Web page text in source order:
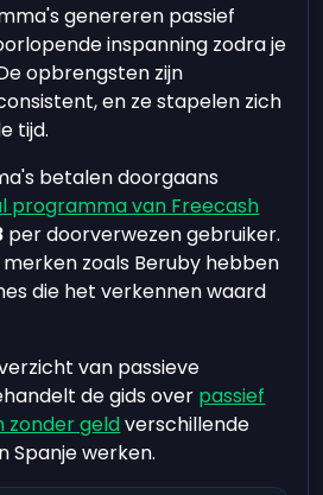
genereren passief
inspanning zodra je
opbrengsten zijn
en ze stapelen zich
tijd.
betalen doorgaans
programma van Freecash
per doorverwezen gebruiker.
zoals Beruby hebben
die het verkennen waard
van passieve
de gids over passief
zonder geldverschillende
Spanje werken.